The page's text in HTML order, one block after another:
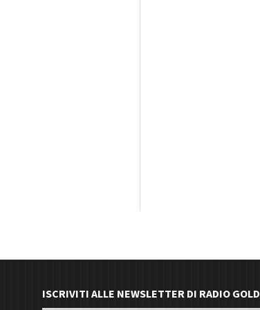
ISCRIVITI ALLE NEWSLETTER DI RADIO GOLD